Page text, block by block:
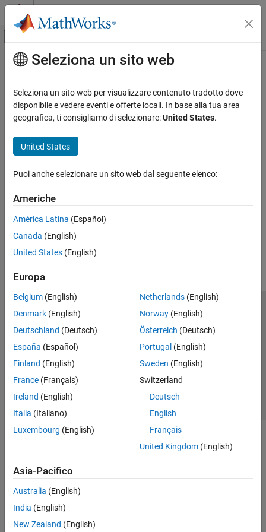
Vai al contenuto
Attiva/disattiva menu di navigazione
Pagina iniziale della documentazione
FPGA, ASIC, and SoC Development
Contenuto principale
Seleziona un sito web
Seleziona un sito web per visualizzare contenuto tradotto dove
disponibile e vedere eventi e offerte locali. In base alla tua area
geografica, ti consigliamo di selezionare:United States.
United States
Puoi anche selezionare un sito web dal seguente elenco:
Americhe
América Latina (Español)
Canada (English)
United States (English)
Europa
Belgium (English)
Denmark (English)
Deutschland (Deutsch)
España (Español)
Finland (English)
France (Français)
Ireland (English)
Italia (Italiano)
Luxembourg (English)
Netherlands(English)
Norway(English)
Österreich (Deutsch)
Portugal (English)
Sweden (English)
Switzerland
Deutsch
English
Français
United Kingdom(English)
Asia-Pacifico
Australia (English)
India (English)
New Zealand (English)
Centro di fiducia
Informativa sulla privacy
Antipirateria
Stato dell'applicazione
Contatti
© 1994-2026 The MathWorks, Inc.